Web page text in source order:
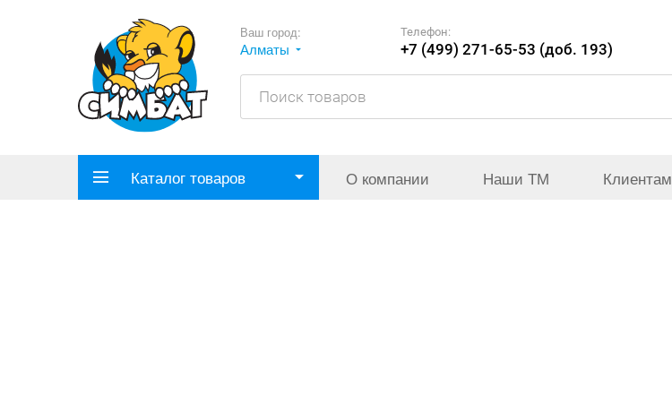
Ваш город:
Алматы
Телефон:
+7 (499) 271-65-53 (доб. 193)
Каталог товаров О компании Наши ТМ Клиентам